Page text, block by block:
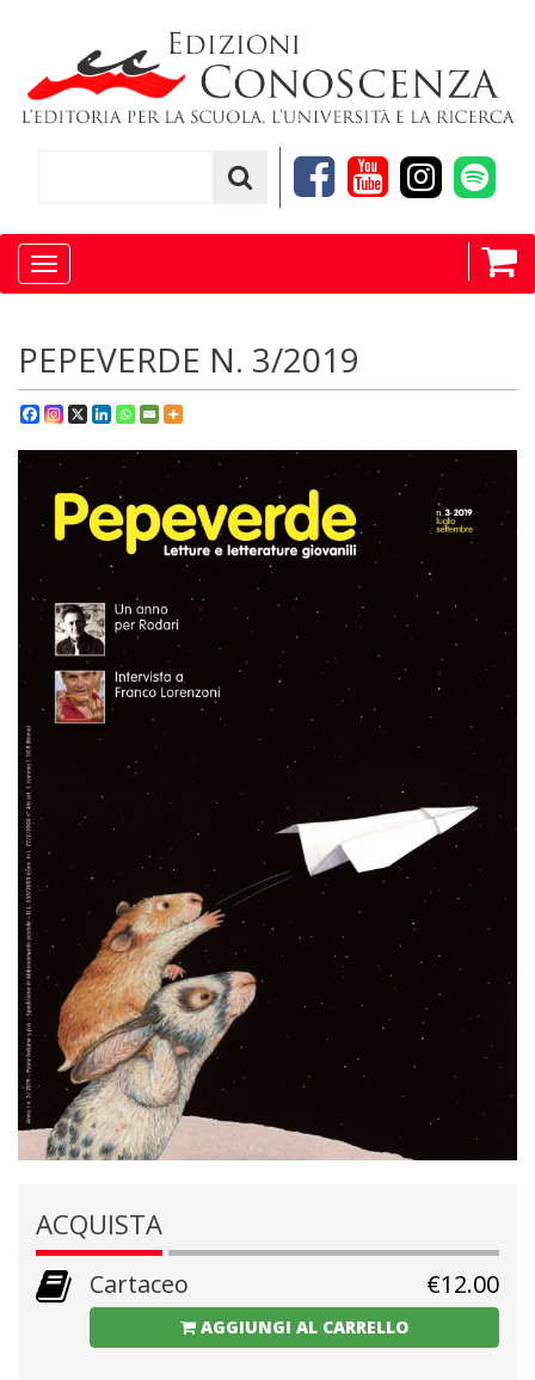
Toggle
navigation
PEPEVERDE N. 3/2019
ACQUISTA
Cartaceo €12.00
AGGIUNGI AL CARRELLO